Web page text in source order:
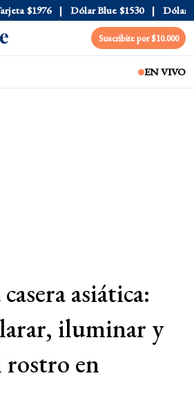
$1976 Dólar Blue $1530 Dólar
Suscribite por $10.000
EN VIVO
asiática:
iluminar y
rostro en